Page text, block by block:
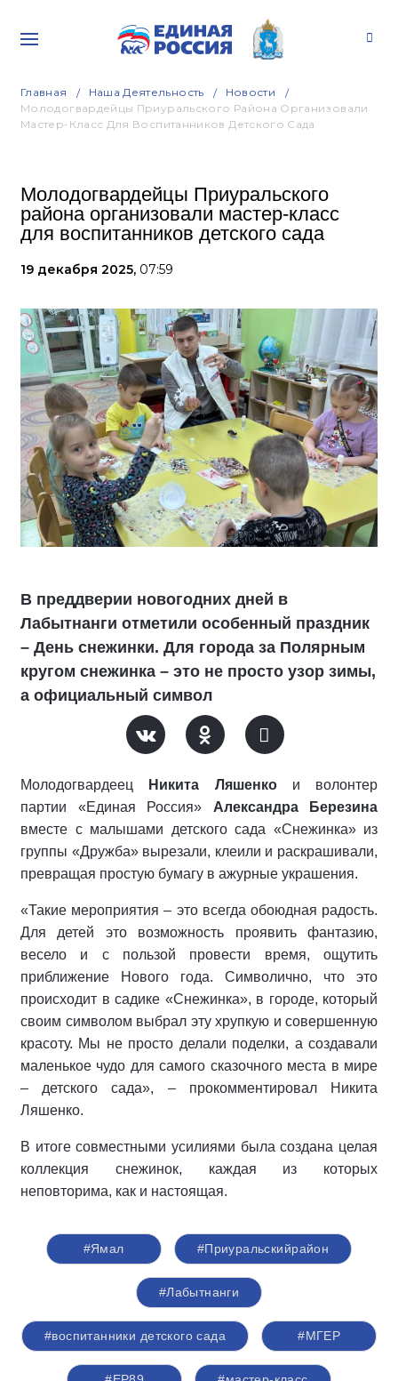
Главная Наша Деятельность
Новости
Молодогвардейцы Приуральского Района Организовали
Мастер-Класс Для Воспитанников Детского Сада
Молодогвардейцы Приуральского
района организовали мастер-класс
для воспитанников детского сада
19 декабря 2025, 07:59
В преддверии новогодних дней в
Лабытнанги отметили особенный праздник
– День снежинки. Для города за Полярным
кругом снежинка – это не просто узор зимы,
а официальный символ
Молодогвардеец Никита Ляшенкои волонтер
партии «Единая Россия» Александра Березина
вместе с малышами детского сада «Снежинка» из
группы «Дружба» вырезали, клеили и раскрашивали,
превращая простую бумагу в ажурные украшения.
«Такие мероприятия – это всегда обоюдная радость.
Для детей это возможность проявить фантазию,
весело и с пользой провести время, ощутить
приближение Нового года. Символично, что это
происходит в садике «Снежинка», в городе, который
своим символом выбрал эту хрупкую и совершенную
красоту. Мы не просто делали поделки, а создавали
маленькое чудо для самого сказочного места в мире
– детского сада», – прокомментировал Никита
Ляшенко.
В итоге совместными усилиями была создана целая
коллекция снежинок, каждая из которых
неповторима, как и настоящая.
#Ямал #Приуральскийрайон
#Лабытнанги
#воспитанники детского сада #‎МГЕР‬